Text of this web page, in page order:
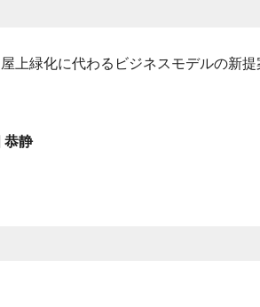
上緑化に代わるビジネスモデルの新
恭静